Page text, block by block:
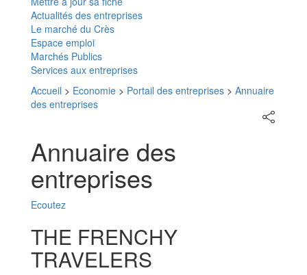
Actualités des entreprises
Le marché du Crès
Espace emploi
Marchés Publics
Services aux entreprises
Accueil > Economie > Portail des entreprises > Annuaire
des entreprises
Partager
sur
Annuaire des
entreprises
Ecoutez
THE FRENCHY
TRAVELERS